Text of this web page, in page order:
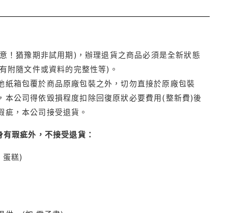
！猶豫期非試用期)，辦理退貨之商品必須是全新狀態
附隨文件或資料的完整性等)。
箱包覆於商品原廠包裝之外，切勿直接於原廠包裝
公司得依毀損程度扣除回復原狀必要費用(整新費)後
，本公司接受退貨。
瑕疵外，不接受退貨：
蛋糕)